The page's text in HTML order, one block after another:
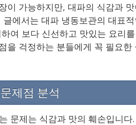
이 가능하지만, 대파의 식감과
에서는 대파 냉동보관의 대표
여 보다 신선하고 맛있는 요리
을 걱정하는 분들에게 꼭 필요한
제점 분석
문제는 식감과 맛의 훼손입니다